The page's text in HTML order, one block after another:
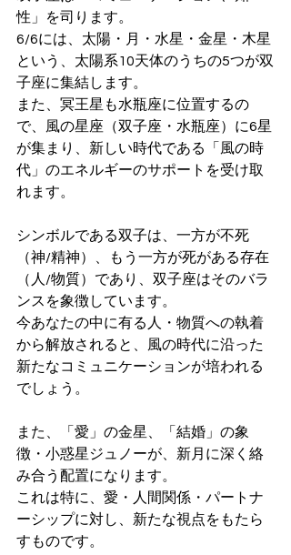
性」を司ります。
6/6には、太陽・月・水星・金星・木星
という、太陽系10天体のうちの5つが双
子座に集結します。
また、冥王星も水瓶座に位置するの
で、風の星座（双子座・水瓶座）に6星
が集まり、新しい時代である「風の時
代」のエネルギーのサポートを受け取
れます。
シンボルである双子は、一方が不死
（神/精神）、もう一方が死がある存在
（人/物質）であり、双子座はそのバラ
ンスを象徴しています。
今あなたの中に有る人・物質への執着
から解放されると、風の時代に沿った
新たなコミュニケーションが培われる
でしょう。
また、「愛」の金星、「結婚」の象
徴・小惑星ジュノーが、新月に深く絡
み合う配置になります。
これは特に、愛・人間関係・パートナ
ーシップに対し、新たな視点をもたら
すものです。